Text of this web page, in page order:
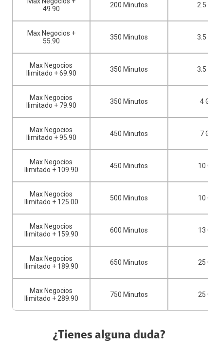
49.90
200 Minutos 2.5 GB
Max Negocios +
55.90
350 Minutos 3.5 GB
Max Negocios
Ilimitado + 69.90
350 Minutos 3.5 GB
Max Negocios
Ilimitado + 79.90
350 Minutos 4 GB
Max Negocios
Ilimitado + 95.90
450 Minutos 7 GB
Max Negocios
Ilimitado + 109.90
450 Minutos 10 GB
Max Negocios
Ilimitado + 125.00
500 Minutos 10 GB
Max Negocios
Ilimitado + 159.90
600 Minutos 13 GB
Max Negocios
Ilimitado + 189.90
650 Minutos 25 GB
Max Negocios
Ilimitado + 289.90
750 Minutos 25 GB
¿Tienes alguna duda?